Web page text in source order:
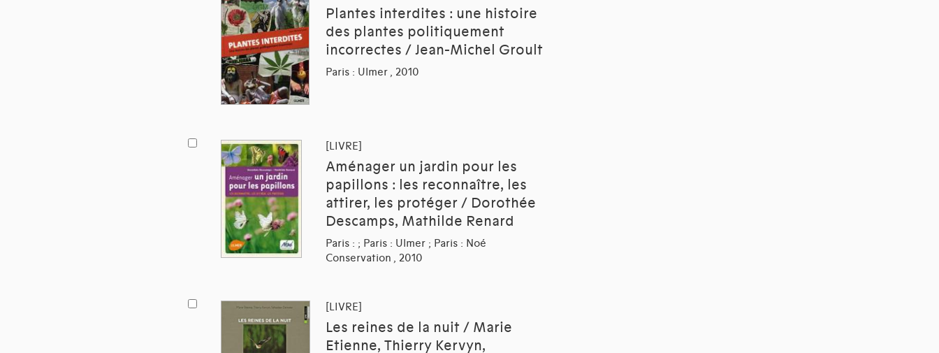
Plantes interdites : une histoire
des plantes politiquement
incorrectes / Jean-Michel Groult
Paris : Ulmer , 2010
[LIVRE]
Aménager un jardin pour les
papillons : les reconnaître, les
attirer, les protéger / Dorothée
Descamps, Mathilde Renard
Paris : ; Paris : Ulmer ; Paris : Noé
Conservation , 2010
[LIVRE]
Les reines de la nuit / Marie
Etienne, Thierry Kervyn,